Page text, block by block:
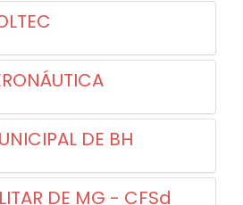
DE BH
DE MG - CFSd